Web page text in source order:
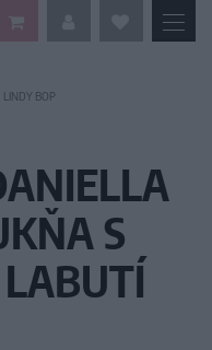
LINDY BOP
S